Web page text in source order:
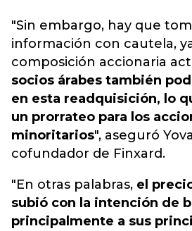
"Sin embargo, hay que
información con cautela,
composición accionaria
socios árabes también
en esta readquisición, lo
un prorrateo para los
minoritarios", aseguró
cofundador de Finxard.
"En otras palabras, el
subió con la intención de
principalmente a sus